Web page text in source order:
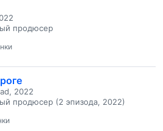
продюсер
2022
продюсер (2 эпизода, 2022)